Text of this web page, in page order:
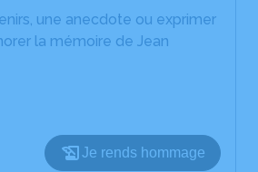
une anecdote ou exprimer
la mémoire de Jean
Je rends hommage